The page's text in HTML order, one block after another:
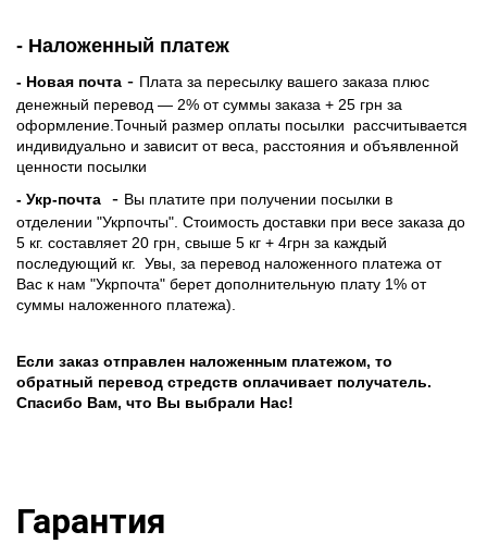
- Наложенный платеж
- Новая почта - Плата за пересылку вашего заказа плюс
денежный перевод — 2% от суммы заказа + 25 грн за
оформление.Точный размер оплаты посылки рассчитывается
индивидуально и зависит от веса, расстояния и объявленной
ценности посылки
- Укр-почта
- Вы платите при получении посылки в
отделении "Укрпочты". Стоимость доставки при весе заказа до
5 кг. составляет 20 грн, свыше 5 кг + 4грн за каждый
последующий кг. Увы, за перевод наложенного платежа от
Вас к нам "Укрпочта" берет дополнительную плату 1% от
суммы наложенного платежа).
Если заказ отправлен наложенным платежом, то
обратный перевод стредств оплачивает получатель.
Спасибо Вам, что Вы выбрали Нас!
Гарантия